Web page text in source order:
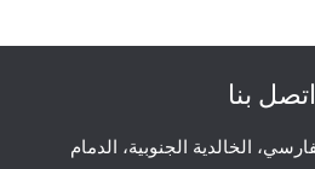
اتصل بنا